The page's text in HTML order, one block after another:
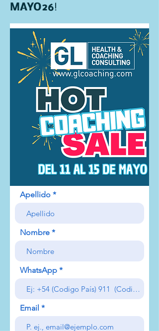
MAYO26!
Apellido
Nombre
WhatsApp
Email